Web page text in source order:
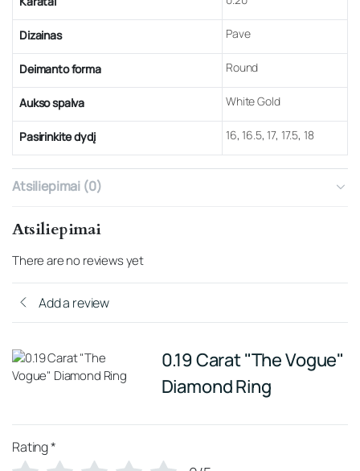
Dizainas Pave
Deimanto forma Round
Aukso spalva White Gold
Pasirinkite dydį 16,16.5,17, 17.5, 18
Atsiliepimai (0)
Atsiliepimai
There are no reviews yet
Add a review
0.19 Carat "The Vogue"
Diamond Ring
Rating*